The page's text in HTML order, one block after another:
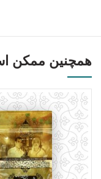
همچنین ممکن